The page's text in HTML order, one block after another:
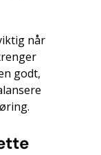
når
godt,